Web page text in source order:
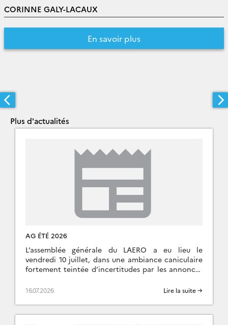
CORINNE GALY-LACAUX
En savoir plus
Plus d'actualités
AG ÉTÉ 2026
L’assemblée générale du LAERO a eu lieu le
vendredi 10 juillet, dans une ambiance caniculaire
fortement teintée d’incertitudes par les annonces
atmosphère de l’INSU. Au programme […]
16.07.2026 Lire la suite →